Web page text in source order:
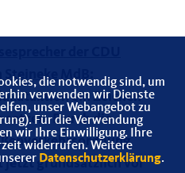
der CDU
MdB:
ein Zeichen
setzen. Durch die
jetzt grundsätzlich vor
die notwendig sind, um
verwenden wir Dienste
unser Webangebot zu
Für die Verwendung
wir Ihre Einwilligung. Ihre
widerrufen. Weitere
Datenschutzerklärung.